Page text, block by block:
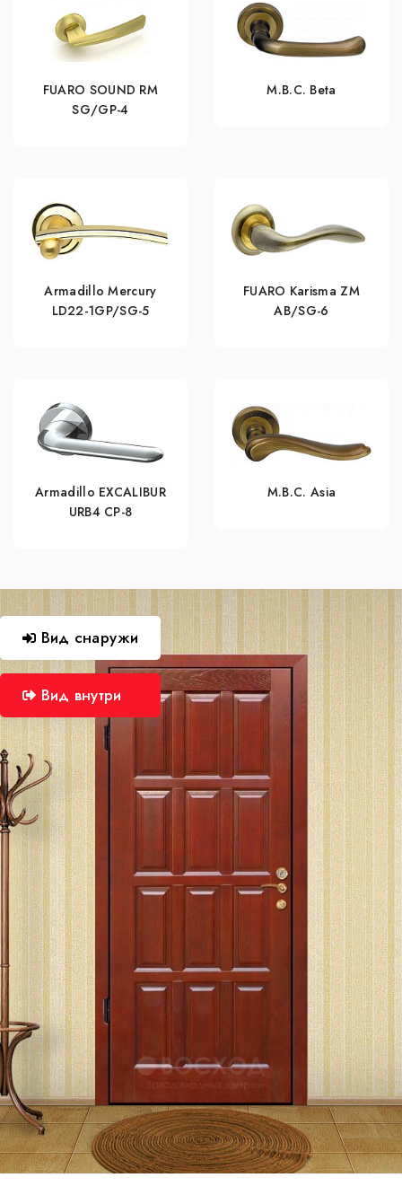
FUARO SOUND RM
SG/GP-4
M.B.C. Beta
Armadillo Mercury
LD22-1GP/SG-5
FUARO Karisma ZM
AB/SG-6
Armadillo EXCALIBUR
URB4 СР-8
M.B.C. Asia
Вид снаружи
Вид внутри